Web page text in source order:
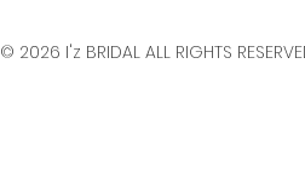
© 2026 I'z BRIDAL ALL RIGHTS